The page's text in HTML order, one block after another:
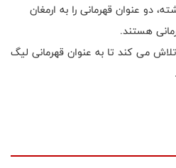
دو‌ عنوان قهرمانی را به ارمغان
هستند.
تلاش می کند تا به عنوان قهرمانی لیگ